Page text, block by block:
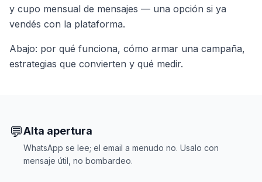
y cupo mensual de mensajes — una opción si ya
vendés con la plataforma.
Abajo: por qué funciona, cómo armar una campaña,
estrategias que convierten y qué medir.
💬Alta apertura
WhatsApp se lee; el email a menudo no. Usalo con
mensaje útil, no bombardeo.